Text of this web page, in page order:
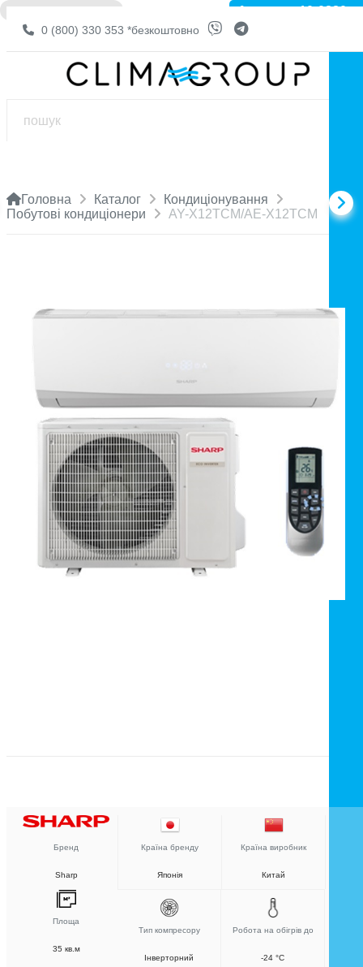
0 (800) 330 353 *безкоштовно
Головна Каталог
Кондиціонування
Побутові кондиціонери
AY-X12TCM/AE-X12TCM
Артикул: 10-0880
❌ НЕМА В НАЯВНОСТІ
Бренд
Sharp
Країна бренду
Японія
Країна виробник
Китай
Площа
35 кв.м
Тип компресору
Інверторний
Робота на обігрів до
-24 °C